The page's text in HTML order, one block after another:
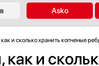
Asko
и сколько хранить копченые
и